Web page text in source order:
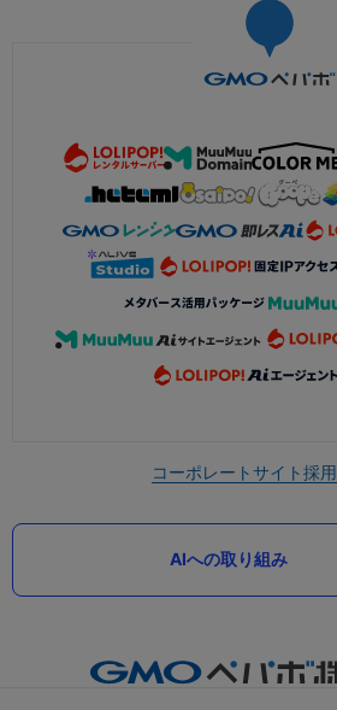
コーポレートサイト採
AIへの取り組み